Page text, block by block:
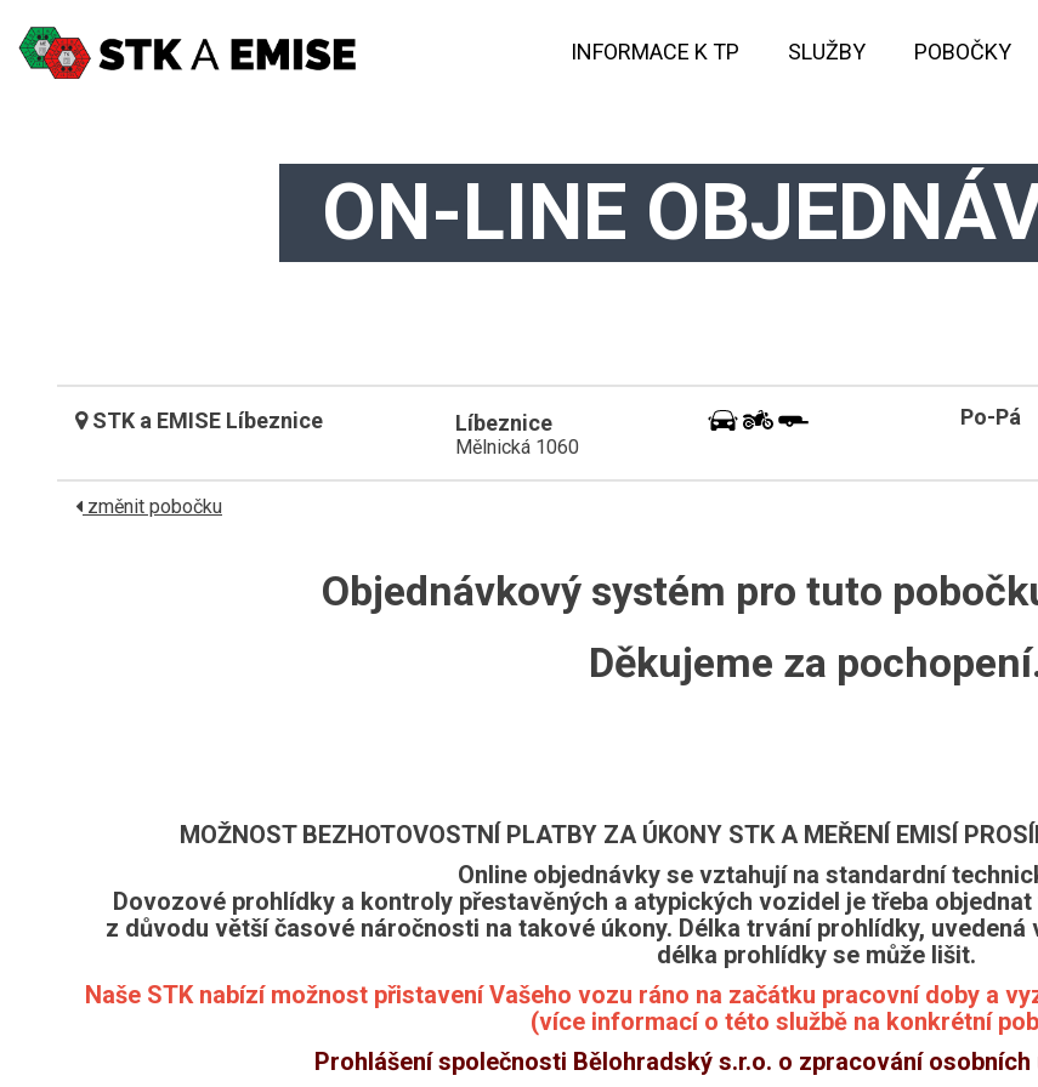
INFORMACE K TP SLUŽBY POBOČKY
ON-LINE
STK a EMISE Líbeznice Líbeznice
Mělnická 1060
Po-Pá
změnit pobočku
Objednávkový systém pro tuto
Děkujeme za
MOŽNOST BEZHOTOVOSTNÍ PLATBY ZA ÚKONY STK A MEŘENÍ EMISÍ
Online objednávky se vztahují na standardní
Dovozové prohlídky a kontroly přestavěných a atypických vozidel je třeba
z důvodu větší časové náročnosti na takové úkony. Délka trvání prohlídky,
délka prohlídky se může lišit.
Naše STK nabízí možnost přistavení Vašeho vozu ráno na začátku pracovní doby a
(více informací o této službě na konkrétní
Prohlášení společnosti Bělohradský s.r.o. o zpracování osobních